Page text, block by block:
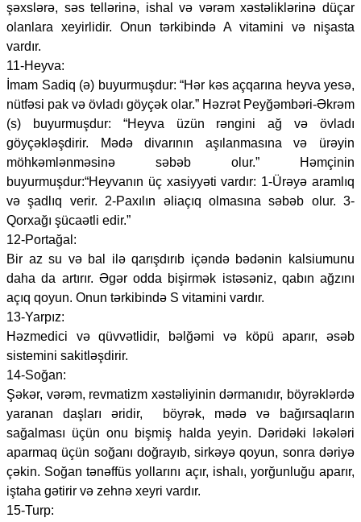
şəxslərə, səs tellərinə, ishal və vərəm xəstəliklərinə düçar
olanlara xeyirlidir. Onun tərkibində A vitamini və nişasta
vardır.
11-Heyva:
İmam Sadiq (ə) buyurmuşdur: “Hər kəs açqarına heyva yesə,
nütfəsi pak və övladı göyçək olar.” Həzrət Peyğəmbəri-Əkrəm
(s) buyurmuşdur: “Heyva üzün rəngini ağ və övladı
göyçəkləşdirir. Mədə divarının aşılanmasına və ürəyin
möhkəmlənməsinə səbəb olur.” Həmçinin
buyurmuşdur:“Heyvanın üç xasiyyəti vardır: 1-Ürəyə aramlıq
və şadlıq verir. 2-Paxılın əliaçıq olmasına səbəb olur. 3-
Qorxağı şücaətli edir.”
12-Portağal:
Bir az su və bal ilə qarışdırıb içəndə bədənin kalsiumunu
daha da artırır. Əgər odda bişirmək istəsəniz, qabın ağzını
açıq qoyun. Onun tərkibində S vitamini vardır.
13-Yarpız:
Həzmedici və qüvvətlidir, bəlğəmi və köpü aparır, əsəb
sistemini sakitləşdirir.
14-Soğan:
Şəkər, vərəm, revmatizm xəstəliyinin dərmanıdır, böyrəklərdə
yaranan daşları əridir, böyrək, mədə və bağırsaqların
sağalması üçün onu bişmiş halda yeyin. Dəridəki ləkələri
aparmaq üçün soğanı doğrayıb, sirkəyə qoyun, sonra dəriyə
çəkin. Soğan tənəffüs yollarını açır, ishalı, yorğunluğu aparır,
iştaha gətirir və zehnə xeyri vardır.
15-Turp: